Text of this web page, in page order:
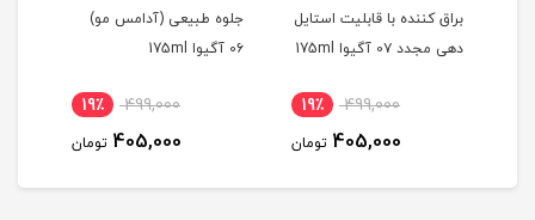
براق کننده با قابلیت استایل
دهی مجدد 0۷ آگیوا 175ml
499,000 19٪
405,000 تومان
جلوه طبیعی (آدامس مو)
0۶ آگیوا 175ml
499,000 19٪
405,000 تومان